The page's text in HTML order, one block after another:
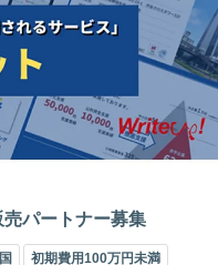
売パートナー募集
初期費用100万円未満